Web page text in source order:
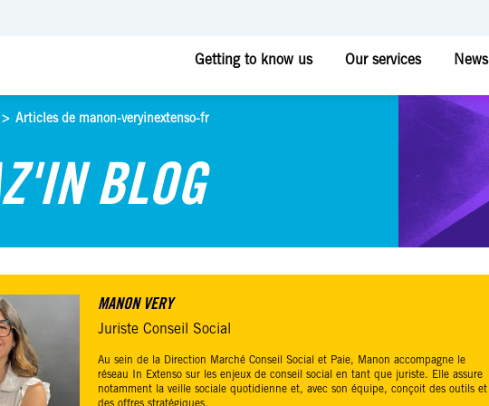
Getting to know us Our services News
> Articles de manon-veryinextenso-fr
BLOG
MANON VERY
Juriste Conseil Social
Au sein de la Direction Marché Conseil Social et Paie, Manon accompagne le
réseau In Extenso sur les enjeux de conseil social en tant que juriste. Elle assure
notamment la veille sociale quotidienne et, avec son équipe, conçoit des outils et